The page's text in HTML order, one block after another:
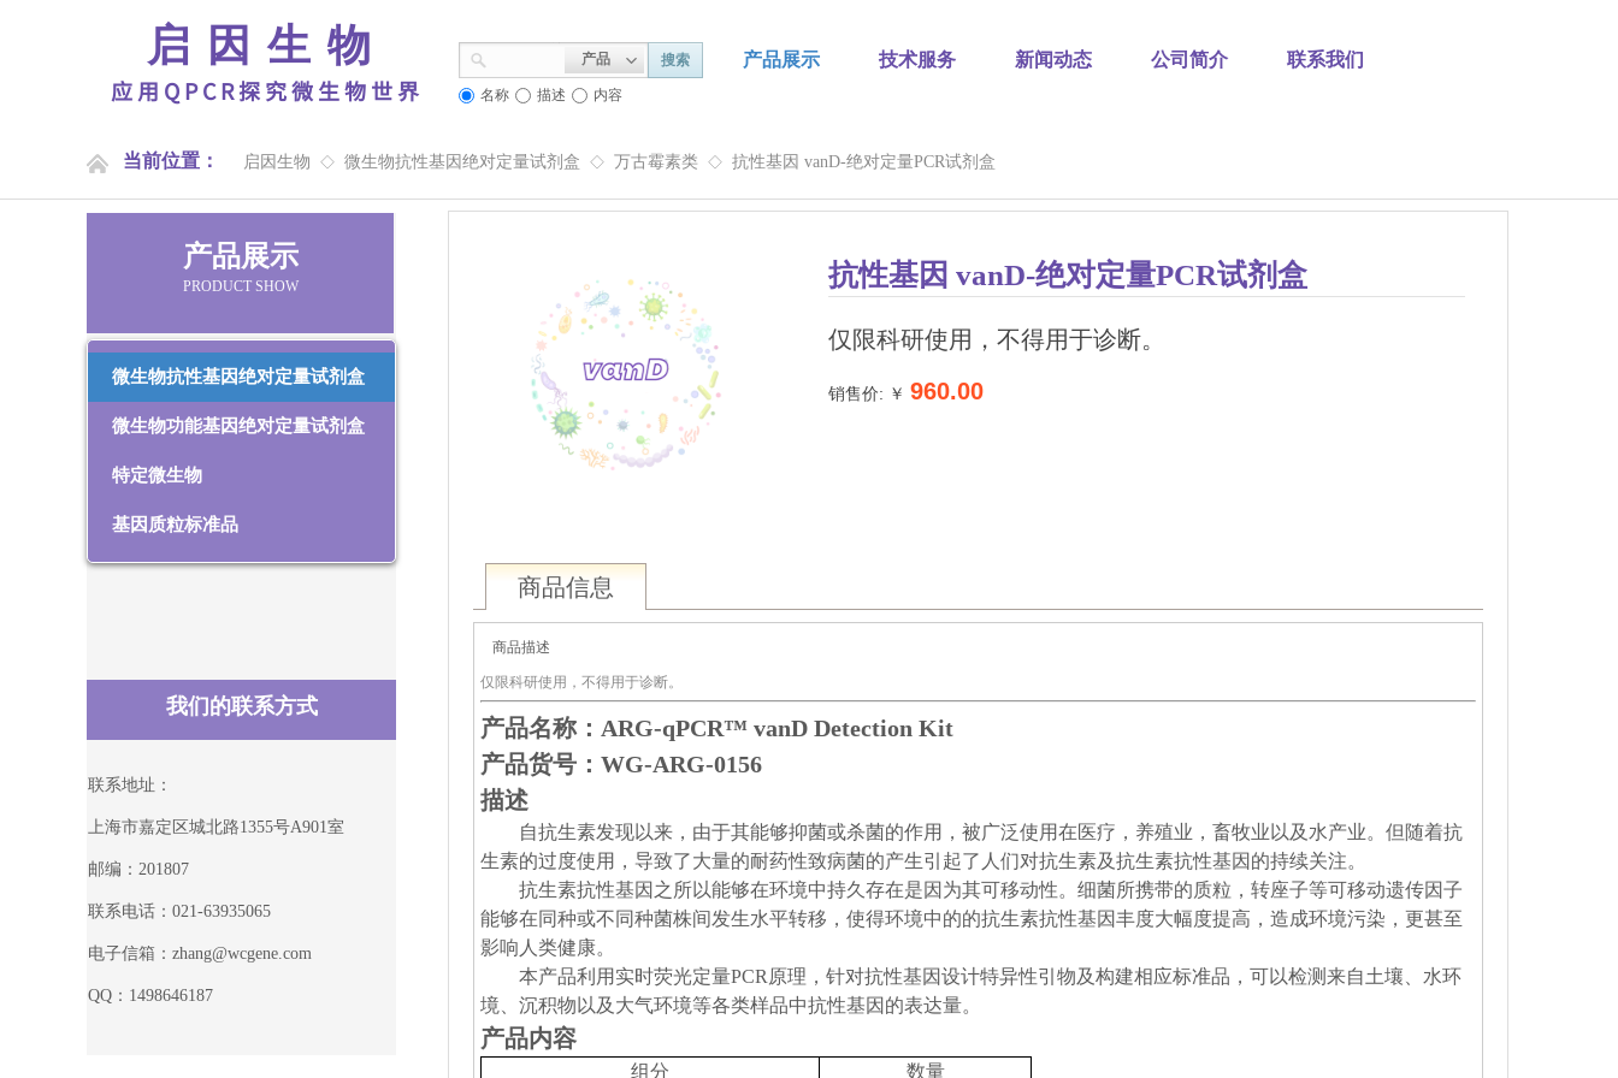
应用QPCR探究微生物世界
启因生物 产品展示 技术服务 新闻动态 公司简介 联系我们
产品 搜索
名称 描述 内容
当前位置： 启因生物 ◇ 微生物抗性基因绝对定量试剂盒 ◇ 万古霉素类 ◇ 抗性基因 vanD-绝对定量PCR试剂盒
抗性基因 vanD-绝对定量PCR试剂盒
仅限科研使用，不得用于诊断。
销售价: ￥ 960.00
商品信息
商品描述
仅限科研使用，不得用于诊断。
产品名称：ARG-qPCR™ vanD Detection Kit
产品货号：WG-ARG-0156
描述
自抗生素发现以来，由于其能够抑菌或杀菌的作用，被广泛使用在医疗，养殖业，畜牧业以及水产业。但随着抗
生素的过度使用，导致了大量的耐药性致病菌的产生引起了人们对抗生素及抗生素抗性基因的持续关注。
抗生素抗性基因之所以能够在环境中持久存在是因为其可移动性。细菌所携带的质粒，转座子等可移动遗传因子
能够在同种或不同种菌株间发生水平转移，使得环境中的的抗生素抗性基因丰度大幅度提高，造成环境污染，更甚至
影响人类健康。
本产品利用实时荧光定量PCR原理，针对抗性基因设计特异性引物及构建相应标准品， 可以检测来自土壤、水环
境、沉积物以及大气环境等各类样品中抗性基因的表达量。
产品内容
组分 数量
联系地址：
上海市嘉定区城北路1355号A901室
邮编：201807
联系电话：021-63935065
电子信箱：zhang@wcgene.com
QQ：1498646187
微生物抗性基因绝对定量试剂盒
微生物功能基因绝对定量试剂盒
特定微生物
基因质粒标准品
我们的联系方式
产品展示
PRODUCT SHOW